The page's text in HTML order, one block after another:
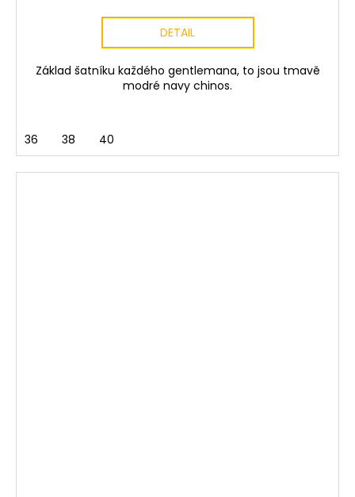
DETAIL
Základ šatníku každého gentlemana, to jsou tmavě
modré navy chinos.
36 38 40